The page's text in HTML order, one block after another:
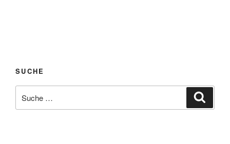
SUCHE
nach: